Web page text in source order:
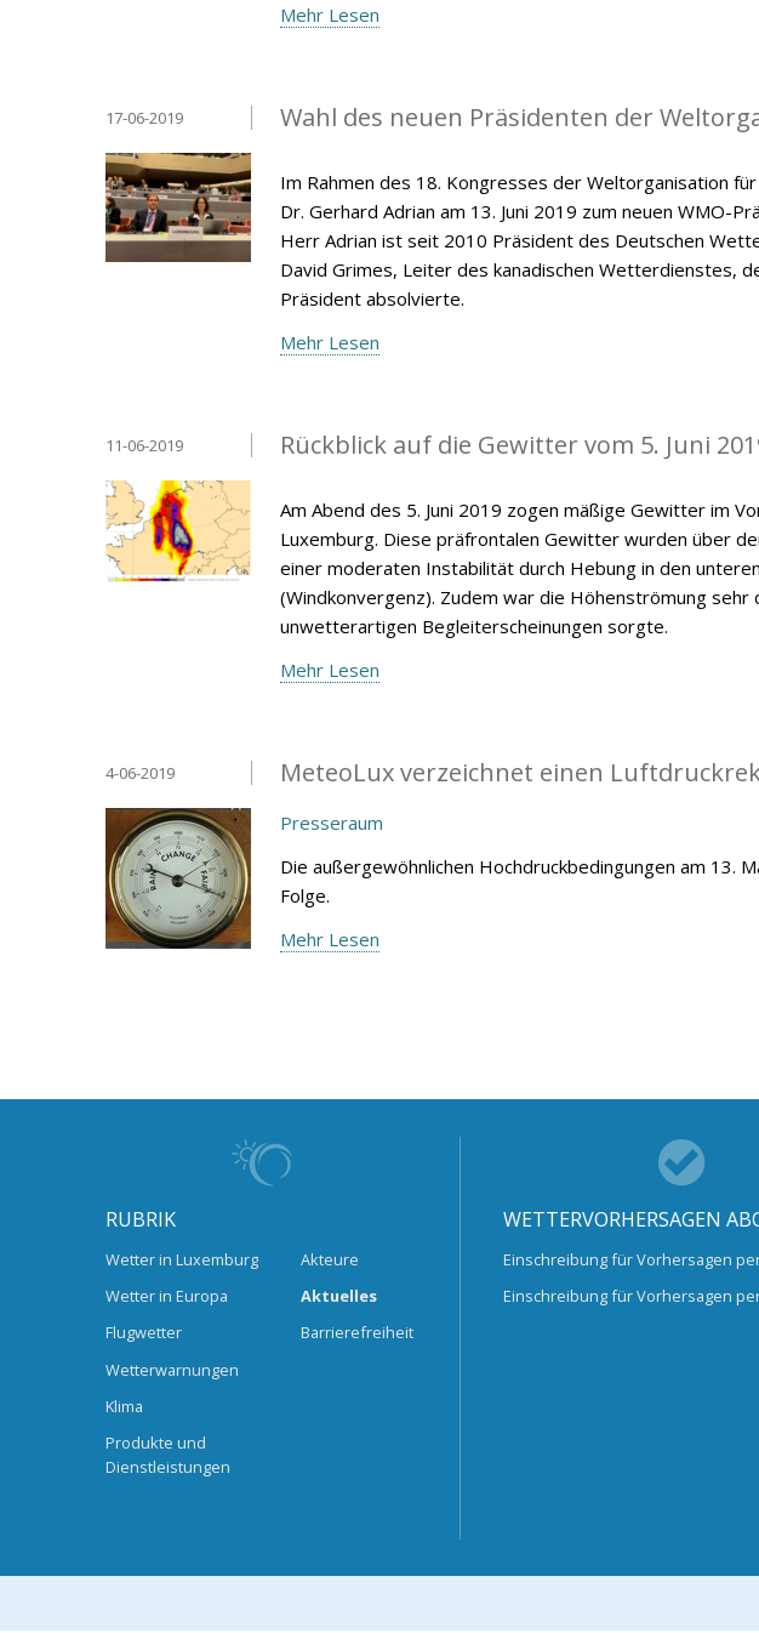
Mehr Lesen
Wahl des neuen Präsidenten der
17-06-2019
Im Rahmen des 18. Kongresses der Weltorganisation
Dr. Gerhard Adrian am 13. Juni 2019 zum neuen WMO-
Herr Adrian ist seit 2010 Präsident des Deutschen
David Grimes, Leiter des kanadischen Wetterdienstes,
Präsident absolvierte.
Mehr Lesen
Rückblick auf die Gewitter vom 5. Juni
11-06-2019
Am Abend des 5. Juni 2019 zogen mäßige Gewitter im
Luxemburg. Diese präfrontalen Gewitter wurden über
einer moderaten Instabilität durch Hebung in den
(Windkonvergenz). Zudem war die Höhenströmung sehr
unwetterartigen Begleiterscheinungen sorgte.
Mehr Lesen
MeteoLux verzeichnet einen
4-06-2019
Presseraum
Die außergewöhnlichen Hochdruckbedingungen am 13.
Folge.
Mehr Lesen
RUBRIK
Wetter in Luxemburg
Wetter in Europa
Flugwetter
Wetterwarnungen
Klima
Produkte und
Dienstleistungen
Akteure
Aktuelles
Barrierefreiheit
WETTERVORHERSAGEN
Einschreibung für Vorhersagen
Einschreibung für Vorhersagen